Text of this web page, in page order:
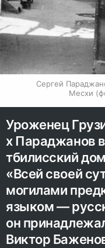
Сергей
Месхи
Уроженец
х Параджанов
тбилисский
«Всей своей
могилами
языком —
он
Виктор